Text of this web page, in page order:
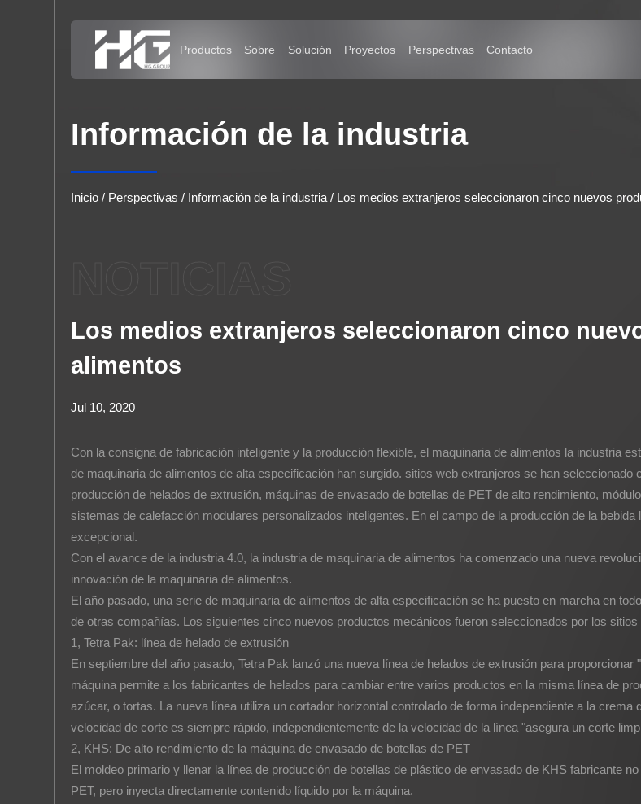
Solución Proyectos
Productos
Sobre
Información de la industria
Inicio / Perspectivas / Información de la industria / Los medios extranjeros seleccionaron cinco nuevos
Los medios extranjeros seleccionaron cinco
alimentos
Jul 10, 2020
Con la consigna de fabricación inteligente y la producción flexible, el maquinaria de alimentos la industria
de maquinaria de alimentos de alta especificación han surgido. sitios web extranjeros se han
producción de helados de extrusión, máquinas de envasado de botellas de PET de alto rendimiento,
sistemas de calefacción modulares personalizados inteligentes. En el campo de la producción de la
excepcional.
Con el avance de la industria 4.0, la industria de maquinaria de alimentos ha comenzado una nueva
innovación de la maquinaria de alimentos.
El año pasado, una serie de maquinaria de alimentos de alta especificación se ha puesto en marcha en
de otras compañías. Los siguientes cinco nuevos productos mecánicos fueron seleccionados por los sitios
1, Tetra Pak: línea de helado de extrusión
En septiembre del año pasado, Tetra Pak lanzó una nueva línea de helados de extrusión para
máquina permite a los fabricantes de helados para cambiar entre varios productos en la misma línea de
azúcar, o tortas. La nueva línea utiliza un cortador horizontal controlado de forma independiente a la
velocidad de corte es siempre rápido, independientemente de la velocidad de la línea "asegura un corte
2, KHS: De alto rendimiento de la máquina de envasado de botellas de PET
El moldeo primario y llenar la línea de producción de botellas de plástico de envasado de KHS fabricante
PET, pero inyecta directamente contenido líquido por la máquina.